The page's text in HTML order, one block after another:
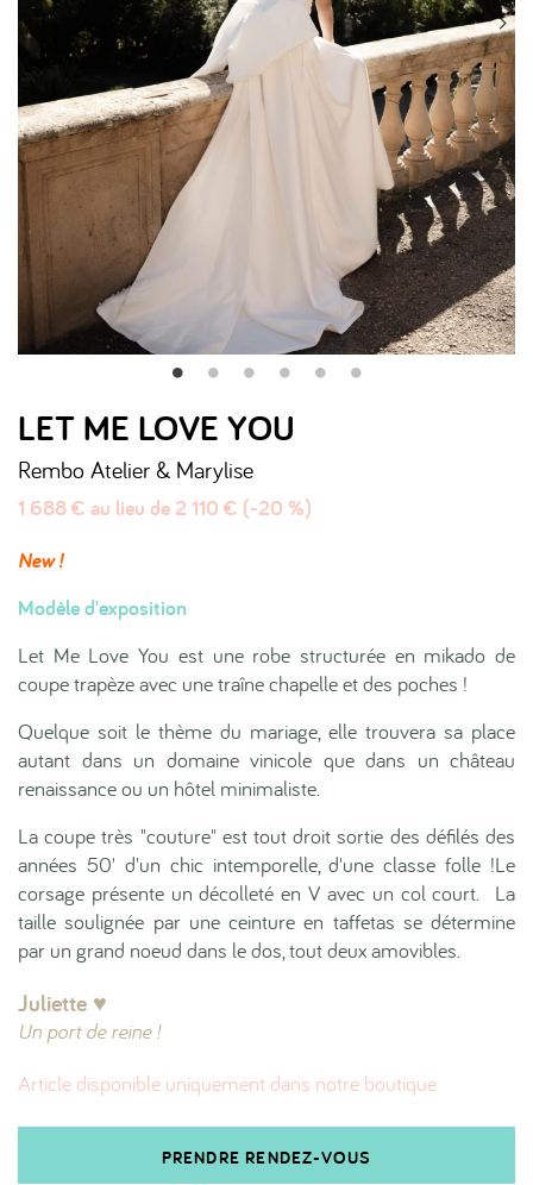
LET ME LOVE YOU
Rembo Atelier & Marylise
1 688 € au lieu de 2 110 € (-20 %)
New !
Modèle d'exposition
Let Me Love You est une robe structurée en mikado de
coupe trapèze avec une traîne chapelle et des poches !
Quelque soit le thème du mariage, elle trouvera sa place
autant dans un domaine vinicole que dans un château
renaissance ou un hôtel minimaliste.
La coupe très "couture" est tout droit sortie des défilés des
années 50' d'un chic intemporelle, d'une classe folle !Le
corsage présente un décolleté en V avec un col court. La
taille soulignée par une ceinture en taffetas se détermine
par un grand noeud dans le dos, tout deux amovibles.
Juliette ♥︎
Un port de reine !
Article disponible uniquement dans notre boutique
PRENDRE RENDEZ-VOUS